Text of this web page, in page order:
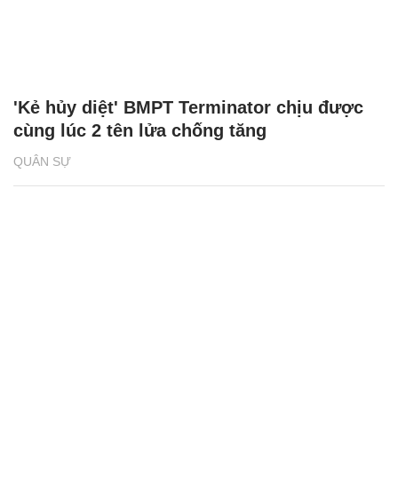
QUÂN SỰ
'Kẻ hủy diệt' BMPT Terminator chịu được
cùng lúc 2 tên lửa chống tăng